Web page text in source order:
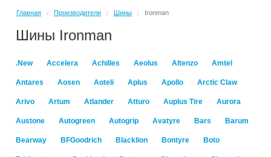
Главная / Производители / Шины / Ironman
Шины Ironman
.New Accelera Achilles Aeolus Altenzo Amtel
Antares Aosen Aoteli Aplus Apollo Arctic Claw
Arivo Artum Atlander Atturo Auplus Tire Aurora
Austone Autogreen Autogrip Avatyre Bars Barum
Bearway BFGoodrich Blacklion Bontyre Boto